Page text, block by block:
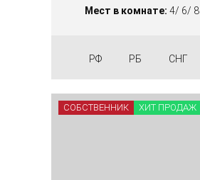
Мест в комнате: 4/ 6/ 8
РФ РБ СНГ
СОБСТВЕННИК ХИТ ПРОДАЖ